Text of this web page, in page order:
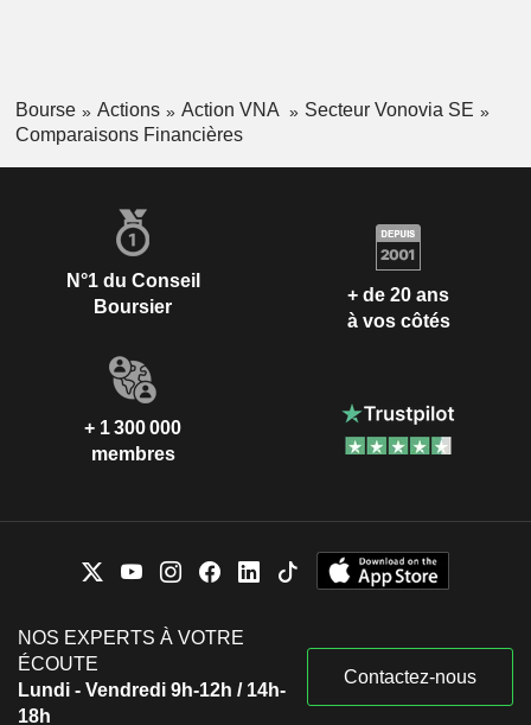
Bourse Actions Action VNA
Secteur Vonovia SE
Comparaisons Financières
N°1 du Conseil
Boursier
+ de 20 ans
à vos côtés
+ 1 300 000
membres
NOS EXPERTS À VOTRE
ÉCOUTE
Lundi - Vendredi 9h-12h / 14h-
18h
Contactez-nous